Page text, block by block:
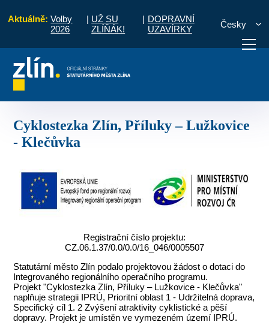
Aktuálně: Volby
2026
| UŽ SU
ZLÍŇÁK!
| DOPRAVNÍ
UZAVÍRKY
Česky
vyřídit Potřebuji zaplatit Diskuzní
Cyklostezka Zlín, Příluky – Lužkovice
- Klečůvka
Registrační číslo projektu:
CZ.06.1.37/0.0/0.0/16_046/0005507
Statutární město Zlín podalo projektovou žádost o dotaci do
Integrovaného regionálního operačního programu.
Projekt "Cyklostezka Zlín, Příluky – Lužkovice - Klečůvka"
naplňuje strategii IPRÚ, Prioritní oblast 1 - Udržitelná doprava,
Specifický cíl 1. 2 Zvýšení atraktivity cyklistické a pěší
dopravy. Projekt je umístěn ve vymezeném území IPRÚ.